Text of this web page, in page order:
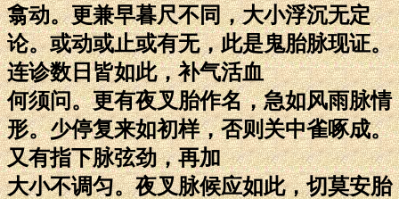
翕动。更兼早暮尺不同，大小浮沉无定
论。或动或止或有无，此是鬼胎脉现证。
连诊数日皆如此，补气活血
何须问。更有夜叉胎作名，急如风雨脉情
形。少停复来如初样，否则关中雀啄成。
又有指下脉弦劲，再加
大小不调匀。夜叉脉候应如此，切莫安胎